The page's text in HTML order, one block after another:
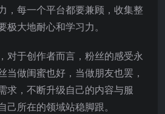
，每一个平台都要兼顾，收集整
大地耐心和学习力。
对于创作者而言，粉丝的感受永
当做闺蜜也好，当做朋友也罢，
求，不断升级自己的内容与服
所在的领域站稳脚跟。